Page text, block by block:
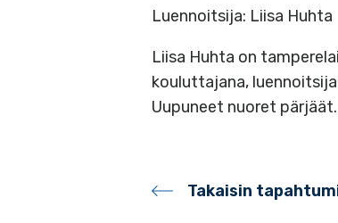
Luennoitsija: Liisa Huhta
Liisa Huhta on
kouluttajana,
Uupuneet nuoret pärjäät.
Takaisin